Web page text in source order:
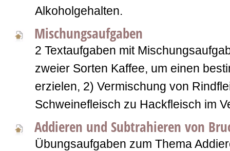
Alkoholgehalten.
Mischungsaufgaben
2 Textaufgaben mit
zweier Sorten Kaffee, um einen
erzielen, 2) Vermischung von
Schweinefleisch zu Hackfleisch im
Addieren und Subtrahieren von
Übungsaufgaben zum Thema